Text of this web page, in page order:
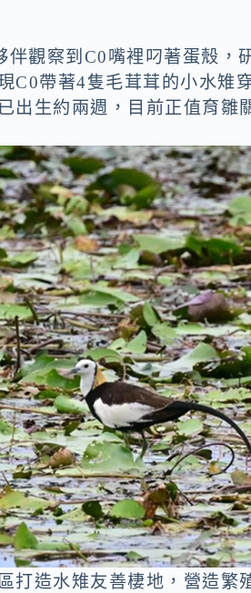
伴觀察到C0嘴裡叼著蛋殼，
C0帶著4隻毛茸茸的小水雉
出生約兩週，目前正值育雛
打造水雉友善棲地，營造繁